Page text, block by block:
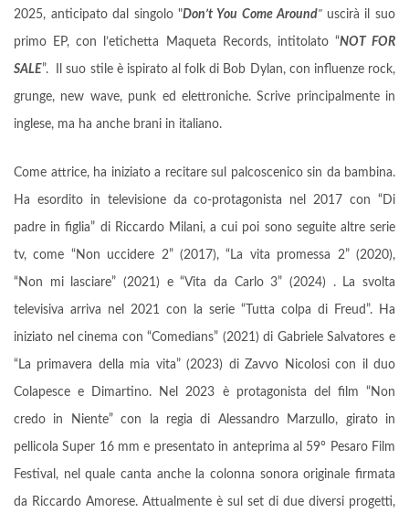
2025, anticipato dal singolo "Don’t You Come Around" uscirà il suo
primo EP, con l’etichetta Maqueta Records, intitolato “NOT FOR
SALE”. Il suo stile è ispirato al folk di Bob Dylan, con influenze rock,
grunge, new wave, punk ed elettroniche. Scrive principalmente in
inglese, ma ha anche brani in italiano.
Come attrice, ha iniziato a recitare sul palcoscenico sin da bambina.
Ha esordito in televisione da co-protagonista nel 2017 con “Di
padre in figlia” di Riccardo Milani, a cui poi sono seguite altre serie
tv, come “Non uccidere 2” (2017), “La vita promessa 2” (2020),
“Non mi lasciare” (2021) e “Vita da Carlo 3” (2024) . La svolta
televisiva arriva nel 2021 con la serie “Tutta colpa di Freud”. Ha
iniziato nel cinema con “Comedians” (2021) di Gabriele Salvatores e
“La primavera della mia vita” (2023) di Zavvo Nicolosi con il duo
Colapesce e Dimartino. Nel 2023 è protagonista del film “Non
credo in Niente” con la regia di Alessandro Marzullo, girato in
pellicola Super 16 mm e presentato in anteprima al 59° Pesaro Film
Festival, nel quale canta anche la colonna sonora originale firmata
da Riccardo Amorese. Attualmente è sul set di due diversi progetti,